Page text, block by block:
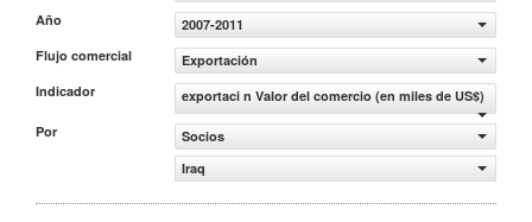
Año
2007-2011
Flujo comercial
Exportación
Indicador
exportaci n Valor del comercio (en miles de US$)
Por
Socios
Iraq